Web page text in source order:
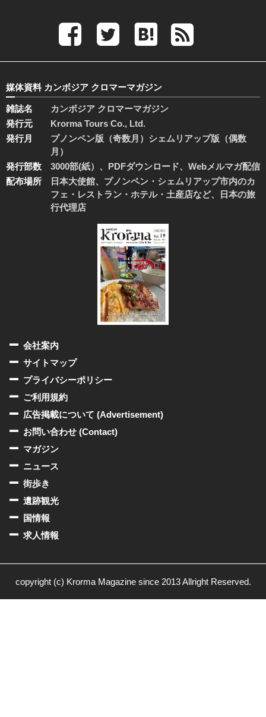
媒体資料 カンボジア クロマーマガジン
雑誌名
カンボジア クロマーマガジン
発行元
Krorma Tours Co., Ltd.
発行月
プノンペン版（奇数月）シェムリアップ版（偶数
月）
発行部数
3000部(紙）、PDFダウンロード、Webメルマガ配信
配布場所
日本大使館、プノンペン・シェムリアップ市内のカ
フェ・レストラン・ホテル・土産店など、日本の旅
行代理店
会社案内
サイトマップ
プライバシーポリシー
ご利用規約
広告掲載について (Advertisement)
お問い合わせ (Contact)
マガジン
ニュース
街歩き
遺跡観光
国情報
求人情報
copyright (c) Krorma Magazine since 2013 Allright Reserved.